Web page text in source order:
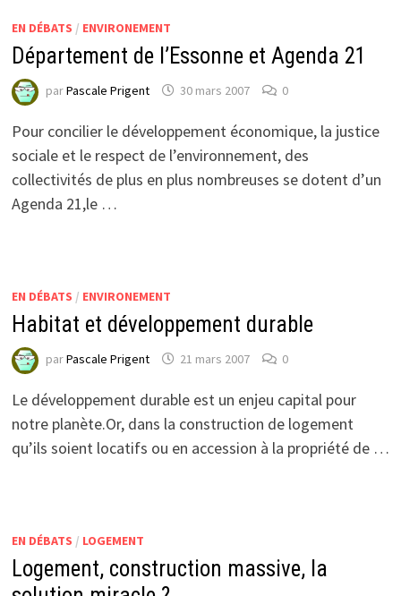
EN DÉBATS / ENVIRONEMENT
Département de l’Essonne et Agenda 21
parPascale Prigent 30 mars 2007 0
Pour concilier le développement économique, la justice
sociale et le respect de l’environnement, des
collectivités de plus en plus nombreuses se dotent d’un
Agenda 21,le …
EN DÉBATS / ENVIRONEMENT
Habitat et développement durable
parPascale Prigent 21 mars 2007 0
Le développement durable est un enjeu capital pour
notre planète.Or, dans la construction de logement
qu’ils soient locatifs ou en accession à la propriété de …
EN DÉBATS / LOGEMENT
Logement, construction massive, la